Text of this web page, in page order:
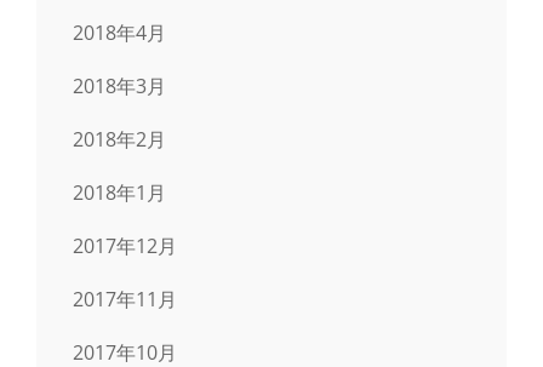
2018年4月
2018年3月
2018年2月
2018年1月
2017年12月
2017年11月
2017年10月